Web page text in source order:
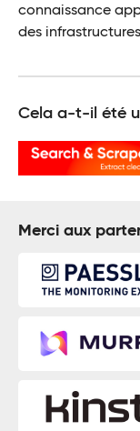
connaissance
des
Cela a-t-il été
Merci aux